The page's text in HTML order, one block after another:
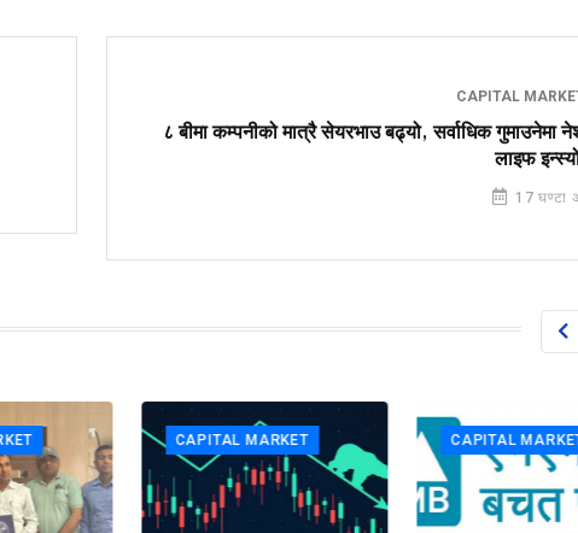
CAPITAL
८ बीमा कम्पनीको मात्रै सेयरभाउ बढ्यो, सर्वाधिक गुमाउनेमा
लाइफ
17 घण्टा
CAPITAL MARKET CAPITAL MARKET